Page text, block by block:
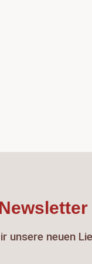
unsere neuen